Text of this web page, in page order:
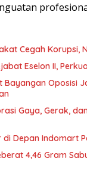
Cegah Korupsi,
Lantik Tiga Pejabat Eselon
Bayangan Oposisi
Gaya, Gerak,
di Depan Indomart
4,46 Gram